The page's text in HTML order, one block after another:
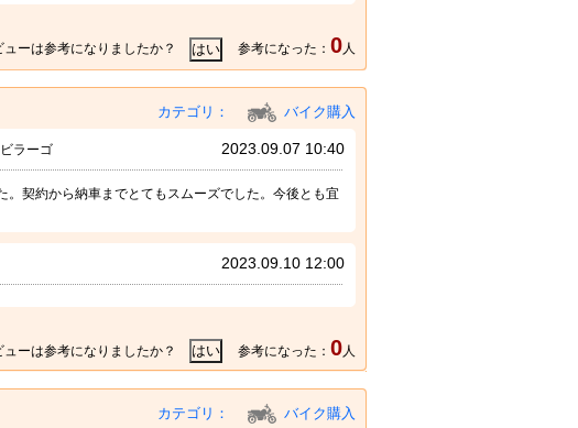
ューは参考になりましたか？ 参考になった： 0人
カテゴリ： バイク購入
ラーゴ 2023.09.07 10:40
契約から納車までとてもスムーズでした。今後とも宜
2023.09.10 12:00
ューは参考になりましたか？ 参考になった： 0 人
カテゴリ： バイク購入